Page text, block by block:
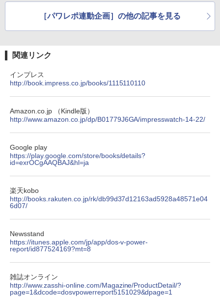
［パワレポ連動企画］の他の記事を見る
関連リンク
インプレス
http://book.impress.co.jp/books/1115110110
Amazon.co.jp （Kindle版）
http://www.amazon.co.jp/dp/B01779J6GA/impresswatch-14-22/
Google play
https://play.google.com/store/books/details?
id=exrOCgAAQBAJ&hl=ja
楽天kobo
http://books.rakuten.co.jp/rk/db99d37d12163ad5928a48571e04
6d07/
Newsstand
https://itunes.apple.com/jp/app/dos-v-power-
report/id877524169?mt=8
雑誌オンライン
http://www.zasshi-online.com/Magazine/ProductDetail/?
page=1&dcode=dosvpowerreport5151029&dpage=1